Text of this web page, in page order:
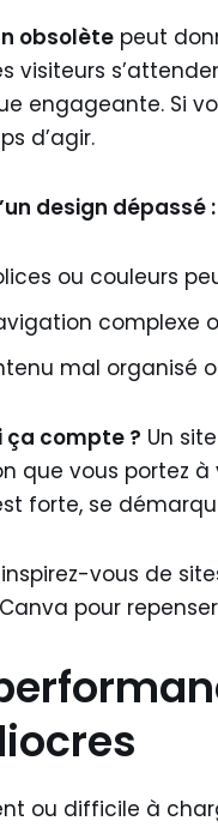
obsolète peut
visiteurs
engageante. Si
d’agir.
design dépassé :
ou couleurs
complexe
mal organisé
ça compte ? Un
que vous portez
forte, se
inspirez-vous de
pour
ou difficile à